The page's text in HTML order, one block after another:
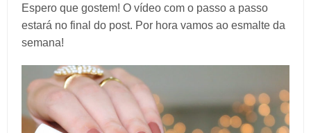
Espero que gostem! O vídeo com o passo a passo
estará no final do post. Por hora vamos ao esmalte da
semana!